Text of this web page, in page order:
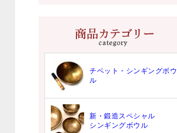
チベット・シンギングボウ
ル
新・鍛造スペシャル
シンギングボウル